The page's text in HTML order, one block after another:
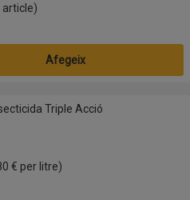
article)
Afegeix
Triple Acció
€ per litre)